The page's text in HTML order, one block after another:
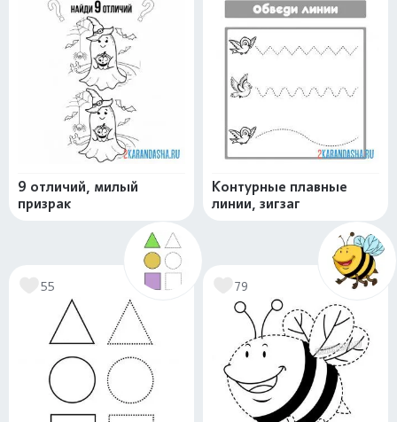
9 отличий, милый
призрак
Контурные плавные
линии, зигзаг
55 79